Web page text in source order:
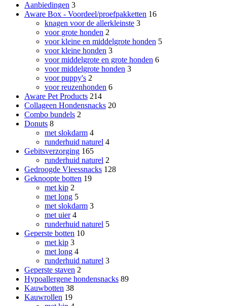
Aanbiedingen 3
Aware Box - Voordeel/proefpakketten 16
knagen voor de allerkleinste 3
voor grote honden 2
voor kleine en middelgrote honden 5
voor kleine honden 3
voor middelgrote en grote honden 6
voor middelgrote honden 3
voor puppy's 2
voor reuzenhonden 6
Aware Pet Products 214
Collageen Hondensnacks 20
Combo bundels 2
Donuts 8
met slokdarm 4
runderhuid naturel 4
Gebitsverzorging 165
runderhuid naturel 2
Gedroogde Vleessnacks 128
Geknoopte botten 19
met kip 2
met long 5
met slokdarm 3
met uier 4
runderhuid naturel 5
Geperste botten 10
met kip 3
met long 4
runderhuid naturel 3
Geperste staven 2
Hypoallergene hondensnacks 89
Kauwbotten 38
Kauwrollen 19